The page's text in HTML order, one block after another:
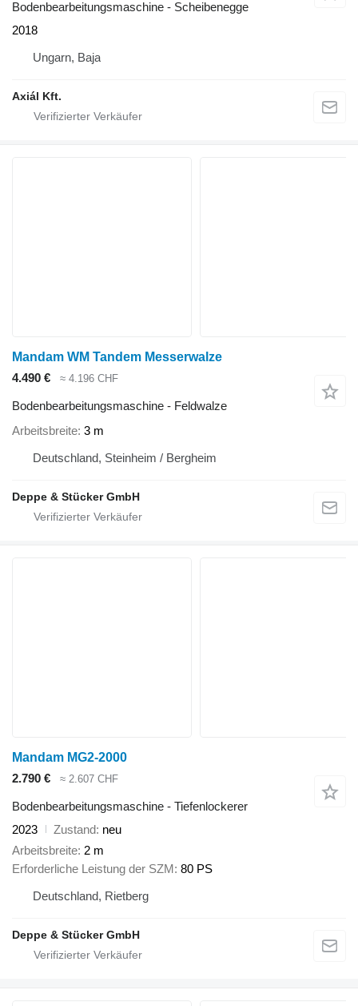
Bodenbearbeitungsmaschine - Scheibenegge
2018
Ungarn, Baja
Axiál Kft.
Mandam WM Tandem Messerwalze
4.490 €
≈ 4.196 CHF
Bodenbearbeitungsmaschine - Feldwalze
Arbeitsbreite 3 m
Deutschland, Steinheim / Bergheim
Deppe & Stücker GmbH
Mandam MG2-2000
2.790 €
≈ 2.607 CHF
Bodenbearbeitungsmaschine - Tiefenlockerer
2023
Zustand neu
Arbeitsbreite 2 m
Erforderliche Leistung der SZM 80 PS
Deutschland, Rietberg
Deppe & Stücker GmbH